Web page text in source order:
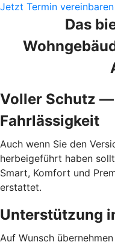
Jetzt Termin vereinbaren
Das
Voller Schutz
Fahrlässigkeit
Auch wenn Sie den
herbeigeführt haben
Smart, Komfort und
erstattet.
Unterstützung
Auf Wunsch